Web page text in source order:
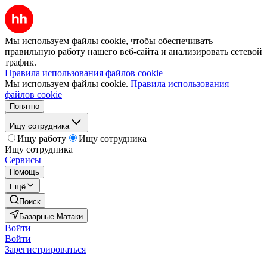
Мы используем файлы cookie, чтобы обеспечивать
правильную работу нашего веб-сайта и анализировать сетевой
трафик.
Правила использования файлов cookie
Мы используем файлы cookie. Правила использования
файлов cookie
Понятно
Ищу сотрудника
Ищу работу
Ищу сотрудника
Ищу сотрудника
Сервисы
Помощь
Ещё
Поиск
Базарные Матаки
Войти
Войти
Зарегистрироваться